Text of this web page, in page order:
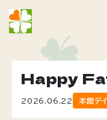
Happy
2026.06.22 本館デ